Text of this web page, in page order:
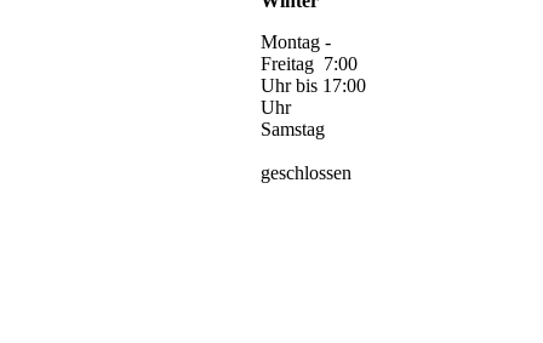
Montag -
Freitag 7:00
Uhr bis 17:00
Uhr
Samstag
geschlossen